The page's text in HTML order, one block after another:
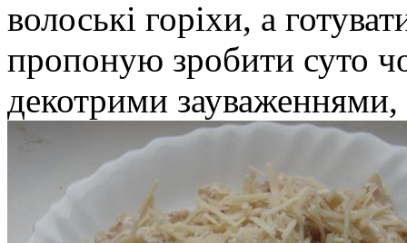
волоські горіхи, а
пропоную зробити суто
декотрими